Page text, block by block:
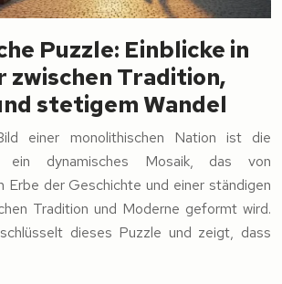
Puzzle: Einblicke in
zwischen Tradition,
stetigem Wandel
einer monolithischen Nation ist die
ein dynamisches Mosaik, das von
Erbe der Geschichte und einer ständigen
Tradition und Moderne geformt wird.
dieses Puzzle und zeigt, dass